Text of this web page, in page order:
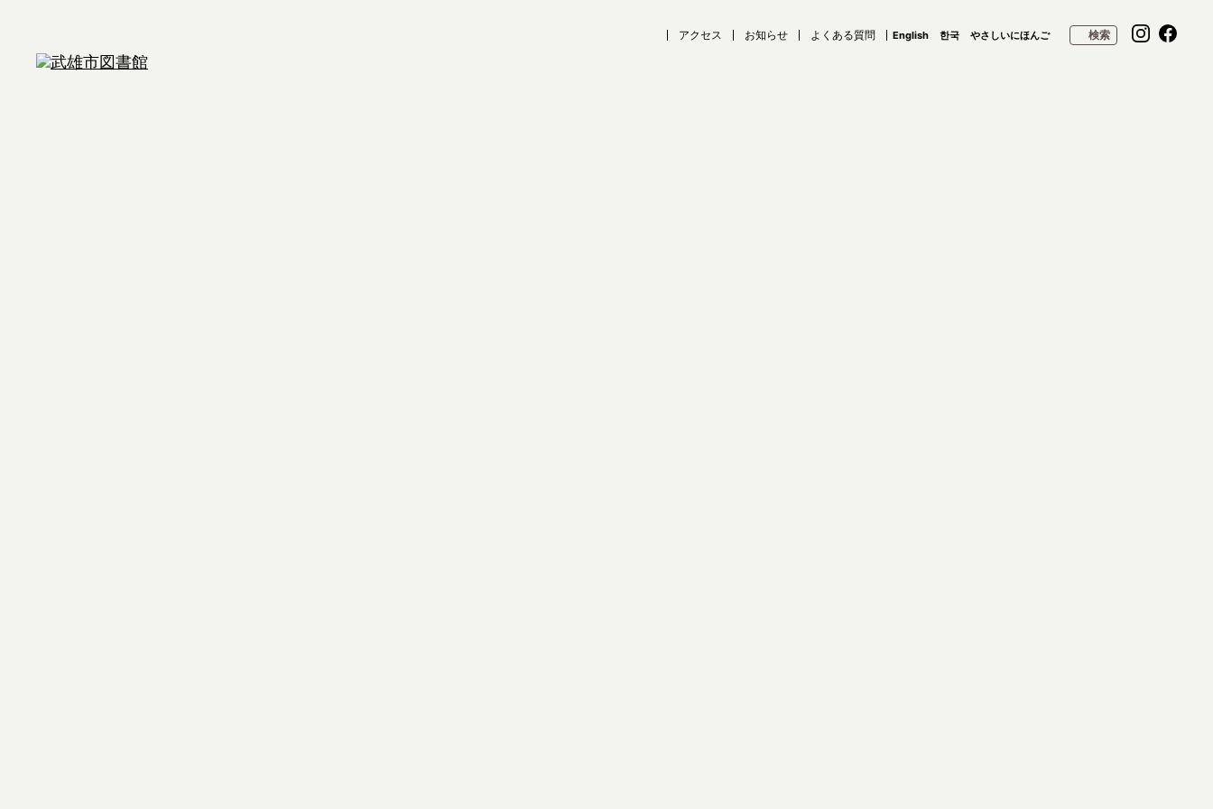
アクセス お知らせ よくある質問 English 한국 やさしいにほんご 検索